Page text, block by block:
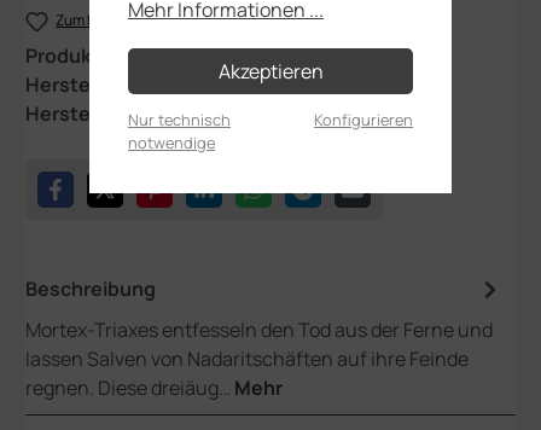
Zum Merkzettel hinzufügen
Produktnummer:94-45
Hersteller:
Games Workshop
Herstellernummer:99120207198
Beschreibung
Mortex-Triaxes entfesseln den Tod aus der Ferne und
lassen Salven von Nadaritschäften auf ihre Feinde
regnen. Diese dreiäug… Mehr
Mehr Informationen ...
Akzeptieren
Nur technisch
notwendige
Konfigurieren